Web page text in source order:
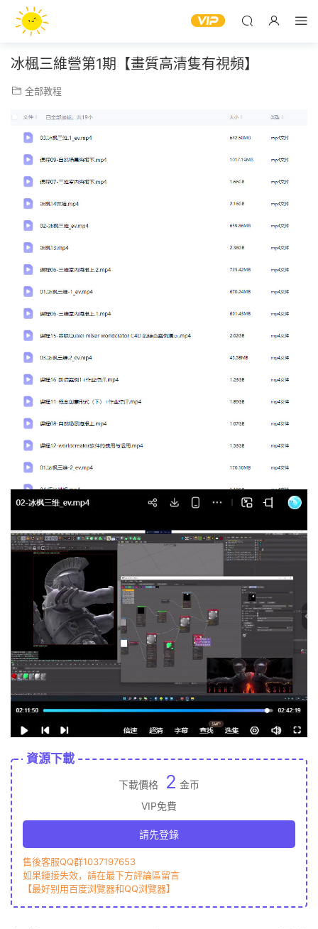
冰楓三維營第1期【畫質高清隻有視頻】
全部教程
資源下載
下載價格 2 金币
VIP免費
請先登錄
售後客服QQ群1037197653
如果鏈接失效，請在最下方評論區留言
【最好别用百度浏覽器和QQ浏覽器】